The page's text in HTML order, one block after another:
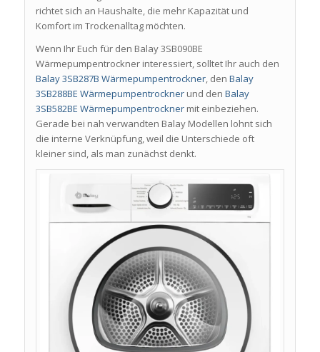
richtet sich an Haushalte, die mehr Kapazität und
Komfort im Trockenalltag möchten.
Wenn Ihr Euch für den Balay 3SB090BE
Wärmepumpentrockner interessiert, solltet Ihr auch den
Balay 3SB287B Wärmepumpentrockner, den Balay
3SB288BE Wärmepumpentrocknerund den Balay
3SB582BE Wärmepumpentrocknermit einbeziehen.
Gerade bei nah verwandten Balay Modellen lohnt sich
die interne Verknüpfung, weil die Unterschiede oft
kleiner sind, als man zunächst denkt.